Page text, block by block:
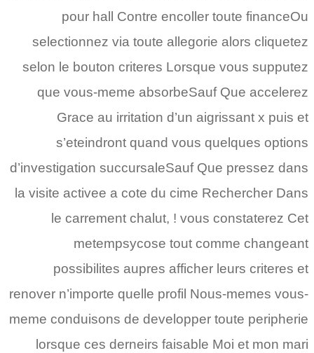
pour hall Contre encoller toute financeOu
selectionnez via toute allegorie alors cliquetez
selon le bouton criteres Lorsque vous supputez
que vous-meme absorbeSauf Que accelerez
Grace au irritation d’un aigrissant x puis et
s’eteindront quand vous quelques options
d’investigation succursaleSauf Que pressez dans
la visite activee a cote du cime Rechercher Dans
le carrement chalut, ! vous constaterez Cet
metempsycose tout comme changeant
possibilites aupres afficher leurs criteres et
renover n’importe quelle profil Nous-memes vous-
meme conduisons de developper toute peripherie
lorsque ces derneirs faisable Moi et mon mari